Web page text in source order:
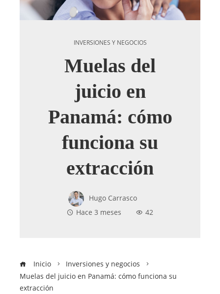
INVERSIONES Y NEGOCIOS
Muelas del
juicio en
Panamá: cómo
funciona su
extracción
Hugo Carrasco
Hace 3 meses
42
Inicio
Inversiones y negocios
Muelas del juicio en Panamá: cómo funciona su
extracción